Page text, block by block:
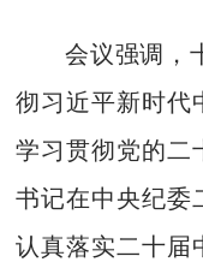
会议强调，
彻习近平新时代
学习贯彻党的二
书记在中央纪委
认真落实二十届